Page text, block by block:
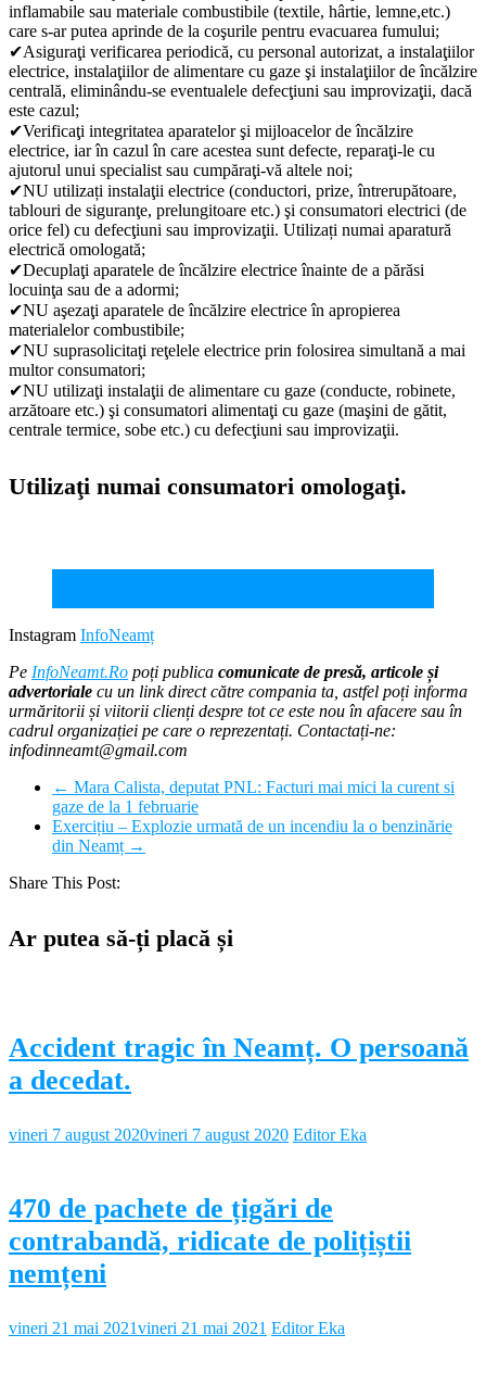
inflamabile sau materiale combustibile (textile, hârtie, lemne,etc.)
care s-ar putea aprinde de la coşurile pentru evacuarea fumului;
✔Asiguraţi verificarea periodică, cu personal autorizat, a instalaţiilor
electrice, instalaţiilor de alimentare cu gaze şi instalaţiilor de încălzire
centrală, eliminându-se eventualele defecţiuni sau improvizaţii, dacă
este cazul;
✔Verificaţi integritatea aparatelor şi mijloacelor de încălzire
electrice, iar în cazul în care acestea sunt defecte, reparaţi-le cu
ajutorul unui specialist sau cumpăraţi-vă altele noi;
✔NU utilizați instalaţii electrice (conductori, prize, întrerupătoare,
tablouri de siguranţe, prelungitoare etc.) şi consumatori electrici (de
orice fel) cu defecţiuni sau improvizaţii. Utilizați numai aparatură
electrică omologată;
✔Decuplaţi aparatele de încălzire electrice înainte de a părăsi
locuinţa sau de a adormi;
✔NU aşezaţi aparatele de încălzire electrice în apropierea
materialelor combustibile;
✔NU suprasolicitaţi reţelele electrice prin folosirea simultană a mai
multor consumatori;
✔NU utilizaţi instalaţii de alimentare cu gaze (conducte, robinete,
arzătoare etc.) şi consumatori alimentaţi cu gaze (maşini de gătit,
centrale termice, sobe etc.) cu defecţiuni sau improvizaţii.
Utilizaţi numai consumatori omologaţi.
Instagram InfoNeamț
Pe InfoNeamt.Ro poți publica comunicate de presă, articole și
advertoriale cu un link direct către compania ta, astfel poți informa
urmăritorii și viitorii clienți despre tot ce este nou în afacere sau în
cadrul organizației pe care o reprezentați. Contactați-ne:
infodinneamt@gmail.com
← Mara Calista, deputat PNL: Facturi mai mici la curent si
gaze de la 1 februarie
Exercițiu – Explozie urmată de un incendiu la o benzinărie
din Neamț →
Share This Post:
Ar putea să-ți placă și
Accident tragic în Neamț. O persoană
a decedat.
vineri 7 august 2020vineri 7 august 2020 Editor Eka
470 de pachete de țigări de
contrabandă, ridicate de polițiștii
nemțeni
vineri 21 mai 2021vineri 21 mai 2021 Editor Eka